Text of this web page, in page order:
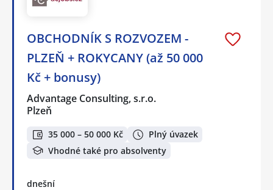
OBCHODNÍK S ROZVOZEM -
PLZEŇ + ROKYCANY (až 50 000
Kč + bonusy)
Advantage Consulting, s.r.o.
Plzeň
35 000 – 50 000 Kč
Plný úvazek
Vhodné také pro absolventy
dnešní